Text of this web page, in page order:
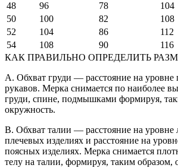
48
96 78
104
50
100 82
108
52
104 86
112
54
108 90
116
КАК ПРАВИЛЬНО ОПРЕДЕЛИТЬ
A. Обхват груди — расстояние на
рукавов. Мерка снимается по наиболее
груди, спине, подмышками формируя,
окружность.
B. Обхват талии — расстояние на уровне
плечевых изделиях и расстояние на
поясных изделиях. Мерка снимается
телу на талии, формируя, таким образом,